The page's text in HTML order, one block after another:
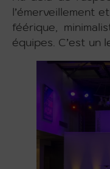
l’émerveillement
féérique,
équipes. C’est un